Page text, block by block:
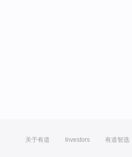
关于有道 Investors 有道智选